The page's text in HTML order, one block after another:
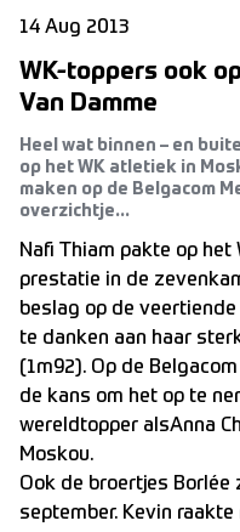
14 Aug 2013
WK-toppers ook
Van Damme
Heel wat binnen – en
op het WK atletiek in
maken op de Belgacom
overzichtje...
Nafi Thiam pakte op het
prestatie in de
beslag op de
te danken aan haar
(1m92). Op de
de kans om het op te
wereldtopper alsAnna
Moskou.
Ook de broertjes Borlée
september. Kevin